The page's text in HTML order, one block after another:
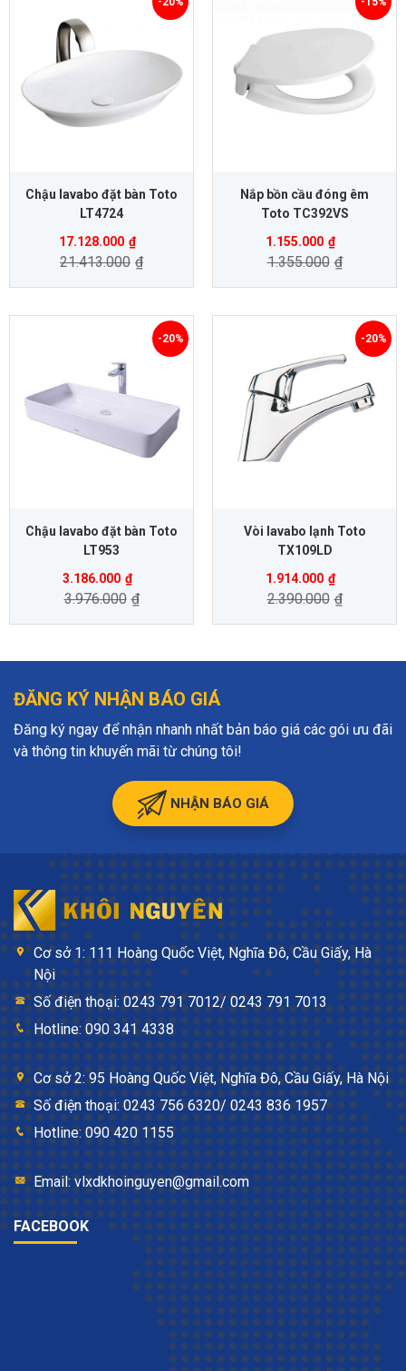
Chậu lavabo đặt bàn Toto
LT4724
17.128.000 ₫
21.413.000 ₫
Nắp bồn cầu đóng êm
Toto TC392VS
1.155.000 ₫
1.355.000 ₫
Chậu lavabo đặt bàn Toto
LT953
3.186.000 ₫
3.976.000 ₫
-20%
Vòi lavabo lạnh Toto
TX109LD
1.914.000 ₫
2.390.000 ₫
-20%
ĐĂNG KÝ NHẬN BÁO GIÁ
Đăng ký ngay để nhận nhanh nhất bản báo giá các gói ưu đãi
và thông tin khuyến mãi từ chúng tôi!
NHẬN BÁO GIÁ
Cơ sở 1: 111 Hoàng Quốc Việt, Nghĩa Đô, Cầu Giấy, Hà
Nội
Số điện thoại: 0243 791 7012/ 0243 791 7013
Hotline: 090 341 4338
Cơ sở 2: 95 Hoàng Quốc Việt, Nghĩa Đô, Cầu Giấy, Hà Nội
Số điện thoại: 0243 756 6320/ 0243 836 1957
Hotline: 090 420 1155
Email: vlxdkhoinguyen@gmail.com
FACEBOOK